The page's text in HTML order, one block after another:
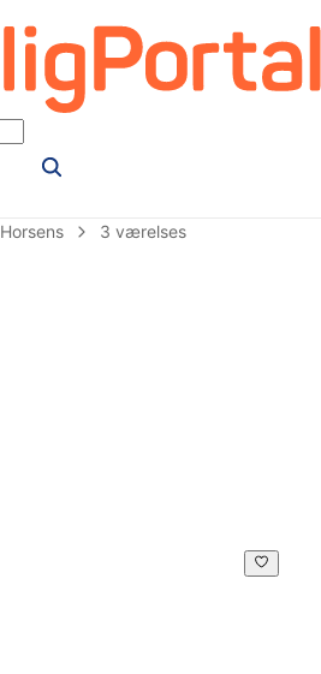
Horsens 3 værelses